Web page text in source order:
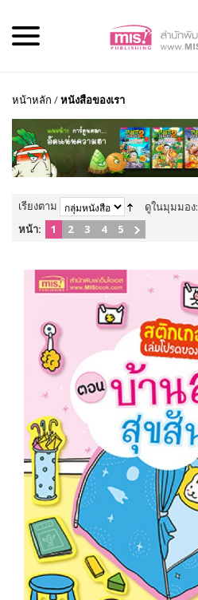
หน้าหลัก /หนังสือของเรา
เรียงตาม
ดูในมุมมอง:
หน้า:
1 2 3 4 5